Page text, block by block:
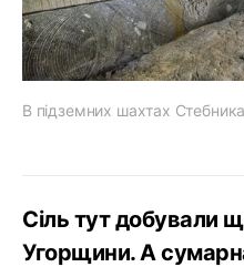
В підземних шахтах Стебника
Сіль тут добували
Угорщини. А